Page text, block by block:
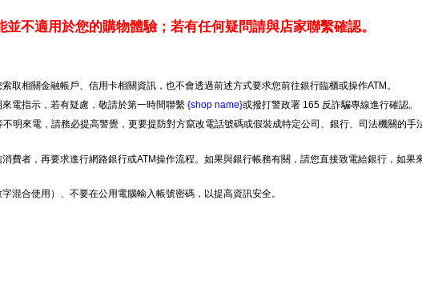
不適用於您的購物體驗；若有任何疑問請與店家聯繫確認。
取相關金融帳戶、信用卡相關資訊，也不會透過前述方式要求您前往銀行臨櫃或操作ATM。
電指示，若有疑慮，敬請於第一時間聯繫 {shop name}或撥打警政署 165 反詐騙專線進行確認。
明來電，請務必提高警覺，更要提防對方竄改電話號碼或假裝成特定公司、銀行、司法機關的
費者，再要求進行網路銀行或ATM操作流程。如果與銀行帳務有關，請您直接致電給銀行，如
混合使用）、不要在公用電腦輸入帳號密碼，以提高資訊安全。